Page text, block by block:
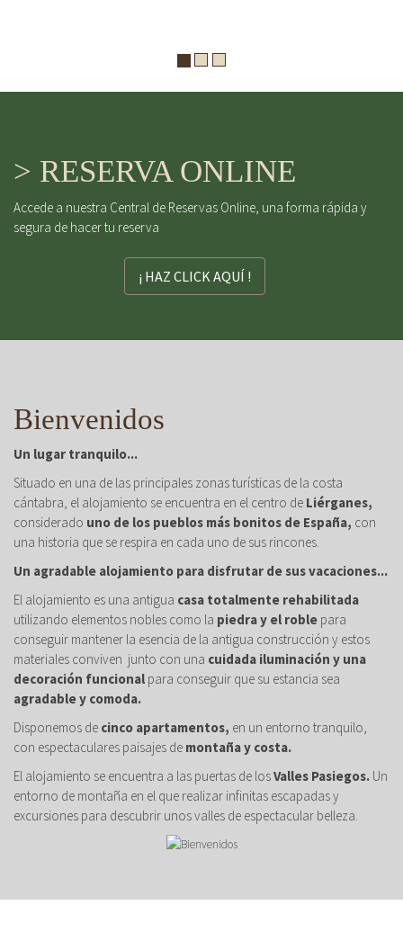
> RESERVA ONLINE
Accede a nuestra Central de Reservas Online, una forma rápida y
segura de hacer tu reserva
¡ HAZ CLICK AQUÍ !
Bienvenidos
Un lugar tranquilo...
Situado en una de las principales zonas turísticas de la costa
cántabra, el alojamiento se encuentra en el centro de Liérganes,
considerado uno de los pueblos más bonitos de España, con
una historia que se respira en cada uno de sus rincones.
Un agradable alojamiento para disfrutar de sus vacaciones...
El alojamiento es una antigua casa totalmente rehabilitada
utilizando elementos nobles como la piedra y el roble para
conseguir mantener la esencia de la antigua construcción y estos
materiales conviven junto con una cuidada iluminación y una
decoración funcional para conseguir que su estancia sea
agradable y comoda.
Disponemos de cinco apartamentos, en un entorno tranquilo,
con espectaculares paisajes de montaña y costa.
El alojamiento se encuentra a las puertas de losValles Pasiegos. Un
entorno de montaña en el que realizar infinitas escapadas y
excursiones para descubrir unos valles de espectacular belleza.